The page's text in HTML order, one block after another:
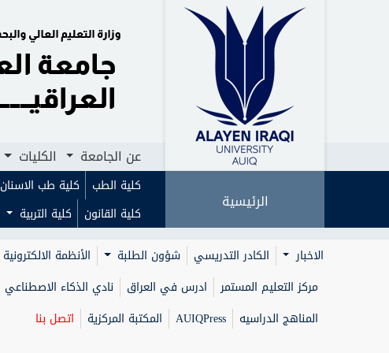
الرئيسية الكليات الجوائز
عن الجامعة الكليات
الرئيسية
كلية الطب كلية طب الاسنان
كلية القانون
كلية التربية
الاخبار
الكادر التدريسي شؤون الطلبة الأنظمة الالكترونية
مركز التعليم المستمر
ادرس في العراق نادي الذكاء الاصطناعي
المناهج الدراسيه
AUIQPress المكتبة المركزية اتصل بنا